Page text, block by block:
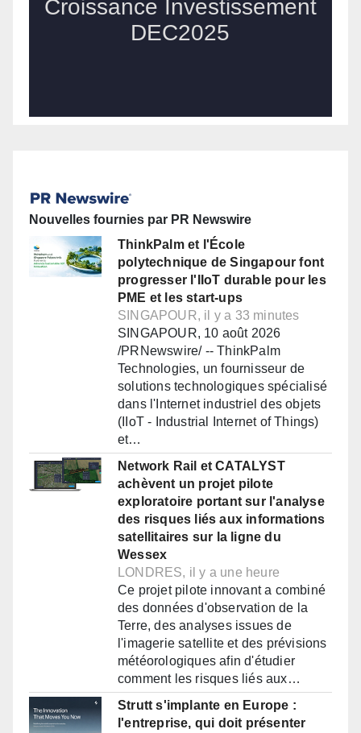
Nouvelles fournies par PR Newswire
ThinkPalm et l'École
polytechnique de Singapour font
progresser l'IIoT durable pour les
PME et les start-ups
SINGAPOUR, il y a 33 minutes
SINGAPOUR, 10 août 2026
/PRNewswire/ -- ThinkPalm
Technologies, un fournisseur de
solutions technologiques spécialisé
dans l'Internet industriel des objets
(IIoT - Industrial Internet of Things)
et…
Network Rail et CATALYST
achèvent un projet pilote
exploratoire portant sur l'analyse
des risques liés aux informations
satellitaires sur la ligne du
Wessex
LONDRES, il y a une heure
Ce projet pilote innovant a combiné
des données d'observation de la
Terre, des analyses issues de
l'imagerie satellite et des prévisions
météorologiques afin d'étudier
comment les risques liés aux…
Strutt s'implante en Europe :
l'entreprise, qui doit présenter